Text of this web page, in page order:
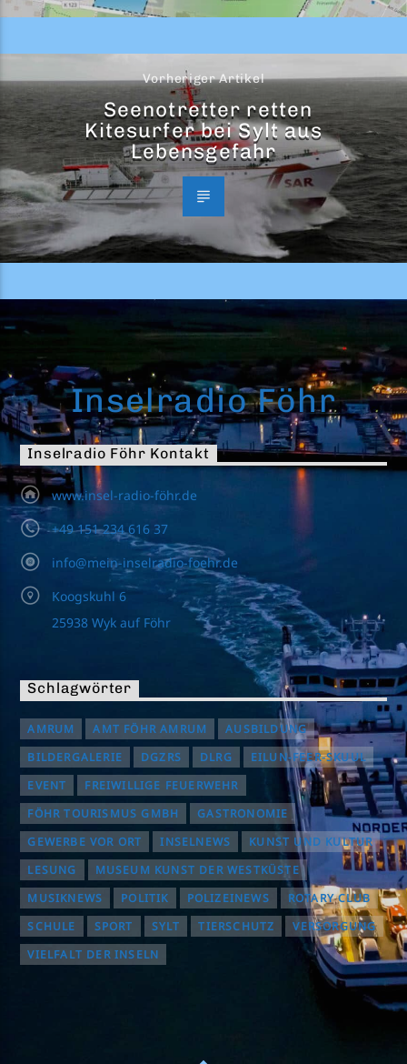
Vorheriger Artikel
Seenotretter retten
Kitesurfer bei Sylt aus
Lebensgefahr
Inselradio Föhr
Inselradio Föhr Kontakt
www.insel-radio-föhr.de
+49 151 234 616 37
info@mein-inselradio-foehr.de
Koogskuhl 6
25938 Wyk auf Föhr
Schlagwörter
AMRUM AMT FÖHR AMRUM
AUSBILDUNG
BILDERGALERIE
DGZRS DLRG
EILUN-FEER-SKUUL
EVENT
FREIWILLIGE FEUERWEHR
FÖHR TOURISMUS GMBH
GASTRONOMIE
GEWERBE VOR ORT
INSELNEWS
KUNST UND KULTUR
LESUNG
MUSEUM KUNST DER WESTKÜSTE
MUSIKNEWS
POLITIK POLIZEINEWS
ROTARY CLUB
SCHULE
SPORT SYLT TIERSCHUTZ
VERSORGUNG
VIELFALT DER INSELN